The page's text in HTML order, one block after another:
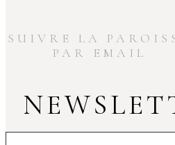
SUIVRE LA
PAR EMAIL